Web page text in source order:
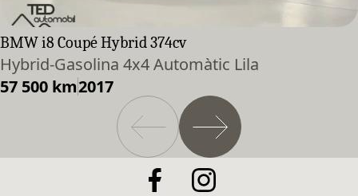
BMW i8 Coupé Hybrid 374cv
Hybrid-Gasolina 4x4 Automàtic Lila
57 500 km2017